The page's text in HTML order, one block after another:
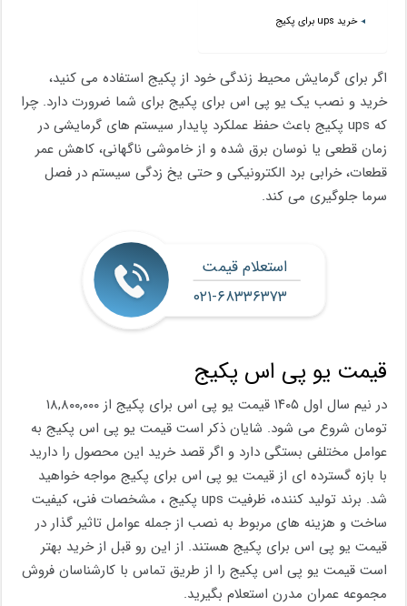
خرید ups برای پکیج
اگر برای گرمایش محیط زندگی خود از پکیج استفاده می کنید،
خرید و نصب یک یو پی اس برای پکیج برای شما ضرورت دارد. چرا
که ups پکیج باعث حفظ عملکرد پایدار سیستم‌ های گرمایشی در
زمان قطعی یا نوسان برق شده و از خاموشی ناگهانی، کاهش عمر
قطعات، خرابی برد الکترونیکی و حتی یخ ‌زدگی سیستم در فصل
سرما جلوگیری می کند.
استعلام قیمت
۰۲۱-۶۸۳۳۶۳۷۳
قیمت یو پی اس پکیج
در نیم سال اول ۱۴۰۵ قیمت یو پی اس برای پکیج از ۱۸,۸۰۰,۰۰۰
تومان شروع می شود. شایان ذکر است قیمت یو پی اس پکیج به
عوامل مختلفی بستگی دارد و اگر قصد خرید این محصول را دارید
با بازه گسترده ای از قیمت یو پی اس برای پکیج مواجه خواهید
شد. برند تولید کننده، ظرفیت ups پکیج ، مشخصات فنی، کیفیت
ساخت و هزینه های مربوط به نصب از جمله عوامل تاثیر گذار در
قیمت یو پی اس برای پکیج هستند. از این رو قبل از خرید بهتر
است قیمت یو پی اس پکیج را از طریق تماس با کارشناسان فروش
مجموعه عمران مدرن استعلام بگیرید.